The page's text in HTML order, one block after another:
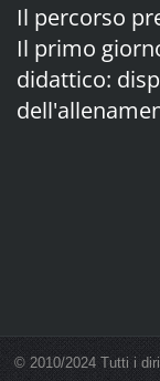
Il percorso
Il primo
didattico:
© 2010/2024 Tutti i